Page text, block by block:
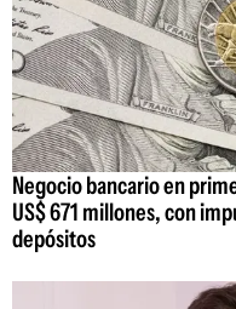
Negocio bancario en
US$ 671 millones, con
depósitos